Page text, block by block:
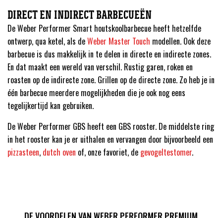
DIRECT EN INDIRECT BARBECUEËN
De Weber Performer Smart houtskoolbarbecue heeft hetzelfde
ontwerp, qua ketel, als deWeber Master Touch modellen. Ook deze
barbecue is dus makkelijk in te delen in directe en indirecte zones.
En dat maakt een wereld van verschil. Rustig garen, roken en
roasten op de indirecte zone. Grillen op de directe zone. Zo heb je in
één barbecue meerdere mogelijkheden die je ook nog eens
tegelijkertijd kan gebruiken.
De Weber Performer GBS heeft een GBS rooster. De middelste ring
in het rooster kan je er uithalen en vervangen door bijvoorbeeld een
pizzasteen, dutch oven of, onze favoriet, de gevogeltestomer.